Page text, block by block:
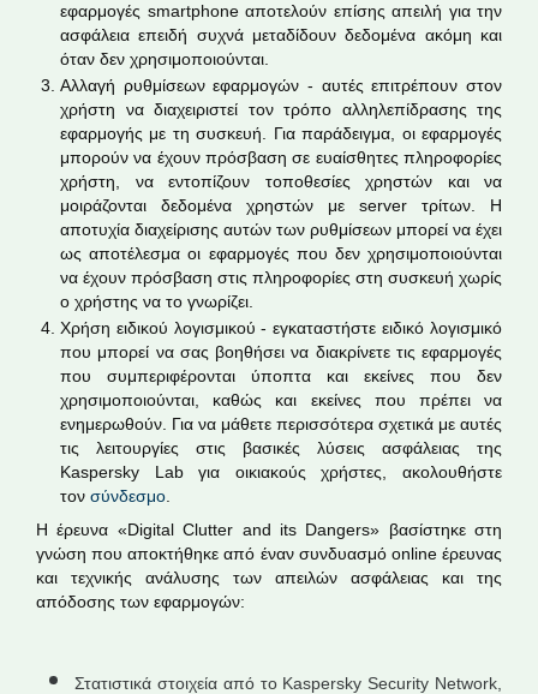
εφαρμογές smartphone αποτελούν επίσης απειλή για την
ασφάλεια επειδή συχνά μεταδίδουν δεδομένα ακόμη και
όταν δεν χρησιμοποιούνται.
Αλλαγή ρυθμίσεων εφαρμογών - αυτές επιτρέπουν στον
χρήστη να διαχειριστεί τον τρόπο αλληλεπίδρασης της
εφαρμογής με τη συσκευή. Για παράδειγμα, οι εφαρμογές
μπορούν να έχουν πρόσβαση σε ευαίσθητες πληροφορίες
χρήστη, να εντοπίζουν τοποθεσίες χρηστών και να
μοιράζονται δεδομένα χρηστών με server τρίτων. Η
αποτυχία διαχείρισης αυτών των ρυθμίσεων μπορεί να έχει
ως αποτέλεσμα οι εφαρμογές που δεν χρησιμοποιούνται
να έχουν πρόσβαση στις πληροφορίες στη συσκευή χωρίς
ο χρήστης να το γνωρίζει.
Χρήση ειδικού λογισμικού - εγκαταστήστε ειδικό λογισμικό
που μπορεί να σας βοηθήσει να διακρίνετε τις εφαρμογές
που συμπεριφέρονται ύποπτα και εκείνες που δεν
χρησιμοποιούνται, καθώς και εκείνες που πρέπει να
ενημερωθούν. Για να μάθετε περισσότερα σχετικά με αυτές
τις λειτουργίες στις βασικές λύσεις ασφάλειας της
Kaspersky Lab για οικιακούς χρήστες, ακολουθήστε
τον σύνδεσμο
Η έρευνα «Digital Clutter and its Dangers» βασίστηκε στη
γνώση που αποκτήθηκε από έναν συνδυασμό online έρευνας
και τεχνικής ανάλυσης των απειλών ασφάλειας και της
απόδοσης των εφαρμογών:
Στατιστικά στοιχεία από το Kaspersky Security Network,